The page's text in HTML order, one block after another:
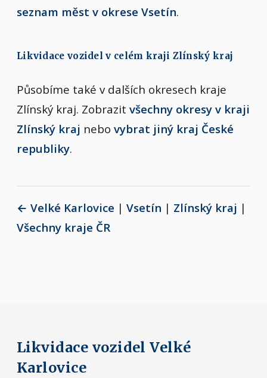
seznam měst v okrese Vsetín.
Likvidace vozidel v celém kraji Zlínský kraj
Působíme také v dalších okresech kraje
Zlínský kraj. Zobrazit všechny okresy v kraji
Zlínský kraj nebo vybrat jiný kraj České
republiky.
← Velké Karlovice | Vsetín | Zlínský kraj |
Všechny kraje ČR
Likvidace vozidel Velké
Karlovice